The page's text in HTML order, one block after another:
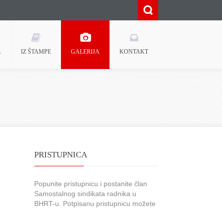
IZ ŠTAMPE GALERIJA KONTAKT
PRISTUPNICA
Popunite pristupnicu i postanite član
Samostalnog sindikata radnika u
BHRT-u. Potpisanu pristupnicu možete